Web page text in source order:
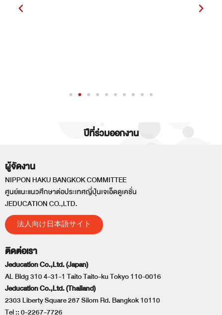
ปีที่ร่วมออกงาน
ผู้จัดงาน
NIPPON HAKU BANGKOK COMMITTEE
ศูนย์แนะแนวศึกษาต่อประเทศญี่ปุ่นเจเอ็ดดูเคชั่น
JEDUCATION CO.,LTD.
法人向け日本語サイト
ติดต่อเรา
Jeducation Co.,Ltd. (Japan)
AL Bldg 310 4-31-1 Taito Taito-ku Tokyo 110-0016
Jeducation Co.,Ltd. (Thailand)
2303 Liberty Square 287 Silom Rd. Bangkok 10110
Tel ::0-2267-7726